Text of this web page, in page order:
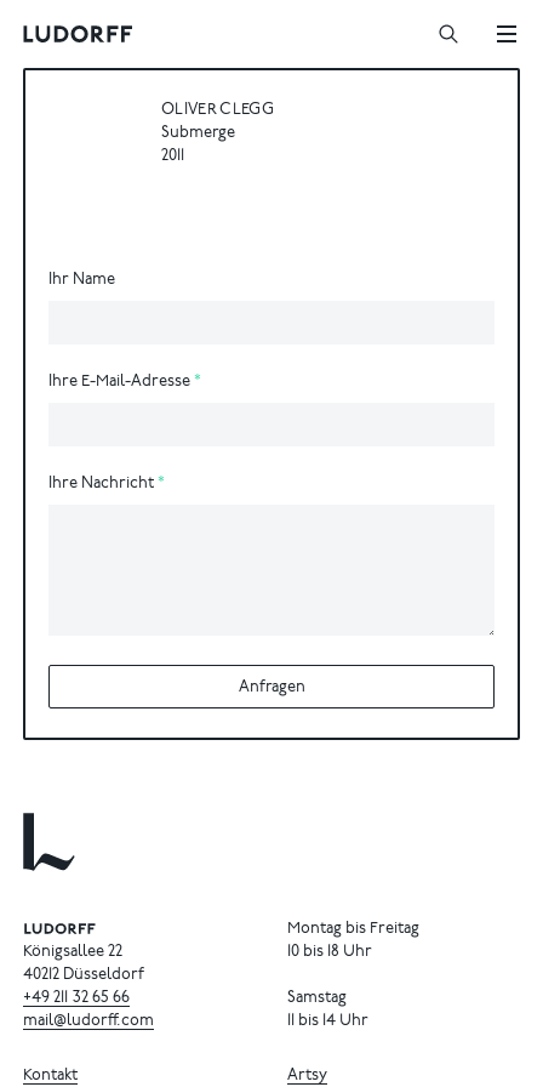
OLIVER CLEGG
Submerge
2011
Ihr Name
Ihre E-Mail-Adresse
Ihre Nachricht
Anfragen
Königsallee 22
40212 Düsseldorf
+49 211 32 65 66
mail@ludorff.com
Montag bis Freitag
10 bis 18 Uhr
Samstag
11 bis 14 Uhr
Artsy
Kontakt